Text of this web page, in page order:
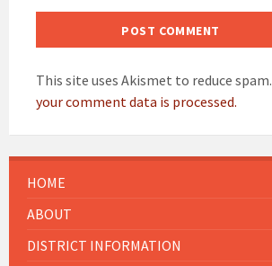
This site uses Akismet to reduce spam.
your comment data is processed.
HOME
ABOUT
DISTRICT INFORMATION